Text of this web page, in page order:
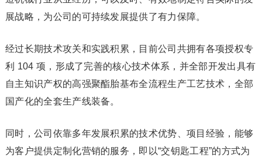
展战略，为公司的可持续发展提供了有力保障。
经过长期技术攻关和实践积累，目前公司共拥有各项授权专
利 104 项，形成了完善的核心技术体系，并全部开发出具有
自主知识产权的高强聚酯胎基布全流程生产工艺技术，全部
国产化的全套生产线装备。
同时，公司依靠多年发展积累的技术优势、项目经验，能够
为客户提供定制化营销的服务，即以“交钥匙工程”的方式为